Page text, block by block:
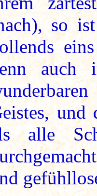
so
auch
und
alle